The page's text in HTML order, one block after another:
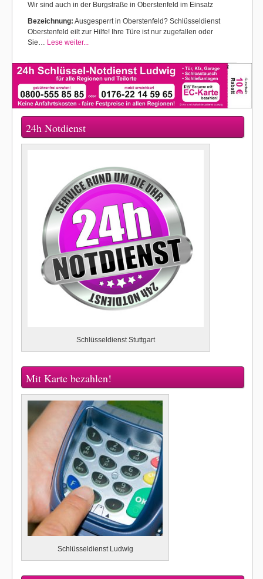
Wir sind auch in der Burgstraße in Oberstenfeld im Einsatz
Bezeichnung: Ausgesperrt in Oberstenfeld? Schlüsseldienst
Oberstenfeld eilt zur Hilfe! Ihre Türe ist nur zugefallen oder
Sie… Lese weiter...
24h Notdienst
Schlüsseldienst Stuttgart
Mit Karte bezahlen!
Schlüsseldienst Ludwig